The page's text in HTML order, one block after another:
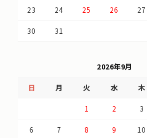
23 24 25 26 27
30 31
2026年9月
日 月 火 水 木
1 2 3
6 7 8 9 10